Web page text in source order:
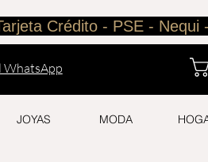
WhatsApp
JOYAS MODA